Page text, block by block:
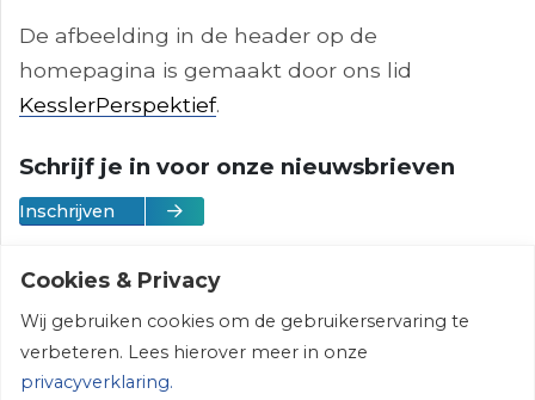
De afbeelding in de header op de
homepagina is gemaakt door ons lid
KesslerPerspektief.
Schrijf je in voor onze nieuwsbrieven
Inschrijven
Vereniging Valente | © 2026 | All rights
Cookies & Privacy
Wij gebruiken cookies om de gebruikerservaring te
verbeteren. Lees hierover meer in onze
privacyverklaring.